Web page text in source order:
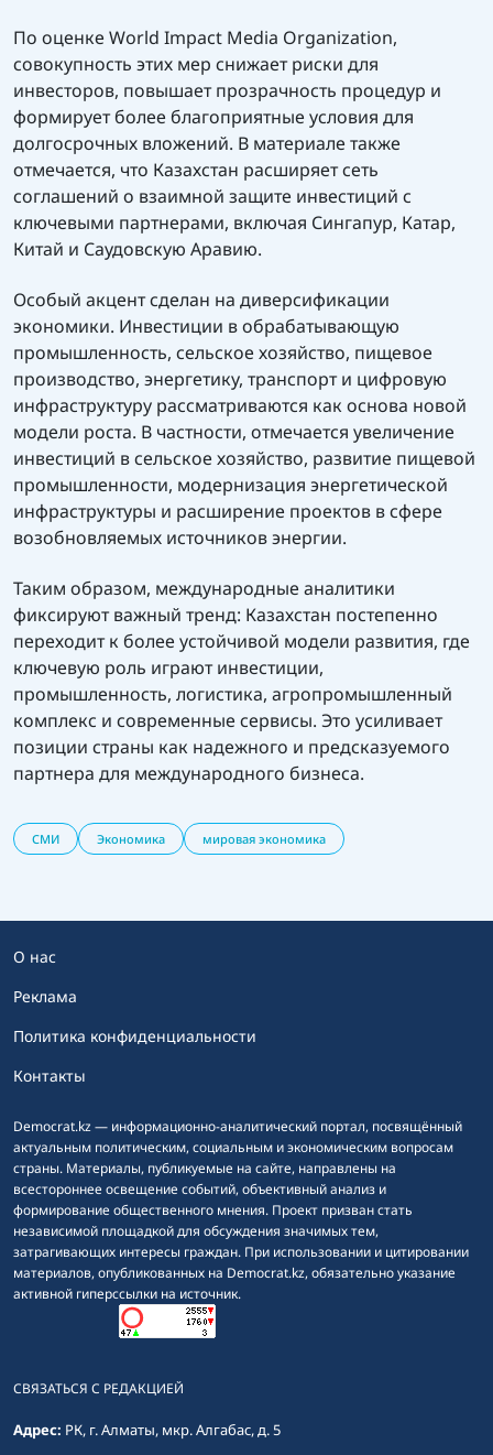
По оценке World Impact Media Organization,
совокупность этих мер снижает риски для
инвесторов, повышает прозрачность процедур и
формирует более благоприятные условия для
долгосрочных вложений. В материале также
отмечается, что Казахстан расширяет сеть
соглашений о взаимной защите инвестиций с
ключевыми партнерами, включая Сингапур, Катар,
Китай и Саудовскую Аравию.
Особый акцент сделан на диверсификации
экономики. Инвестиции в обрабатывающую
промышленность, сельское хозяйство, пищевое
производство, энергетику, транспорт и цифровую
инфраструктуру рассматриваются как основа новой
модели роста. В частности, отмечается увеличение
инвестиций в сельское хозяйство, развитие пищевой
промышленности, модернизация энергетической
инфраструктуры и расширение проектов в сфере
возобновляемых источников энергии.
Таким образом, международные аналитики
фиксируют важный тренд: Казахстан постепенно
переходит к более устойчивой модели развития, где
ключевую роль играют инвестиции,
промышленность, логистика, агропромышленный
комплекс и современные сервисы. Это усиливает
позиции страны как надежного и предсказуемого
партнера для международного бизнеса.
СМИ Экономика мировая экономика
Democrat.kz — информационно-аналитический портал, посвящённый
актуальным политическим, социальным и экономическим вопросам
страны. Материалы, публикуемые на сайте, направлены на
всестороннее освещение событий, объективный анализ и
формирование общественного мнения. Проект призван стать
независимой площадкой для обсуждения значимых тем,
затрагивающих интересы граждан. При использовании и цитировании
материалов, опубликованных на Democrat.kz, обязательно указание
активной гиперссылки на источник.
О нас
Реклама
Политика конфиденциальности
Контакты
СВЯЗАТЬСЯ С РЕДАКЦИЕЙ
Адрес: РК, г. Алматы, мкр. Алгабас, д. 5